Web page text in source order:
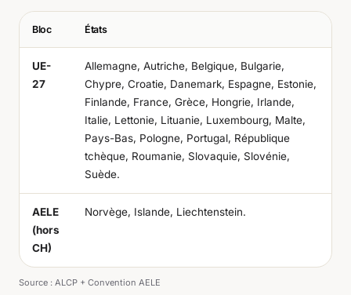
Bloc États
UE-
27
Allemagne, Autriche, Belgique, Bulgarie,
Chypre, Croatie, Danemark, Espagne, Estonie,
Finlande, France, Grèce, Hongrie, Irlande,
Italie, Lettonie, Lituanie, Luxembourg, Malte,
Pays-Bas, Pologne, Portugal, République
tchèque, Roumanie, Slovaquie, Slovénie,
Suède.
AELE
(hors
CH)
Norvège, Islande, Liechtenstein.
Source : ALCP + Convention AELE